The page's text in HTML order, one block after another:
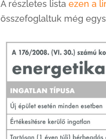
A részletes lista ezen a
összefoglaltuk még